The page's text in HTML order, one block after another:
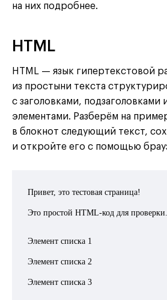
на них подробнее.
HTML
HTML — язык гипертекстовой
из простыни текста
с заголовками, подзаголовками
элементами. Разберём на
в блокнот следующий текст,
и откройте его с помощью
Привет, это тестовая страница!
Это простой HTML-код для проверки.
Элемент списка 1
Элемент списка 2
Элемент списка 3